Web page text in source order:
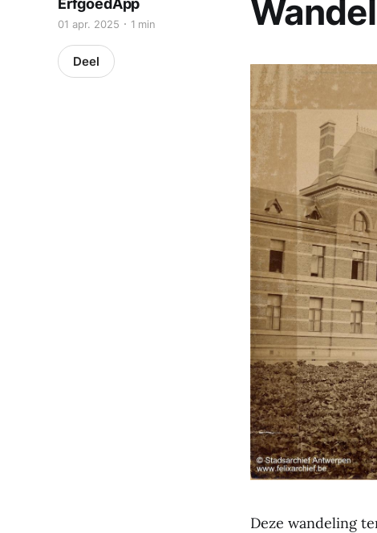
ErfgoedApp
01 apr. 2025 1 min
Deel
Deze wandeling